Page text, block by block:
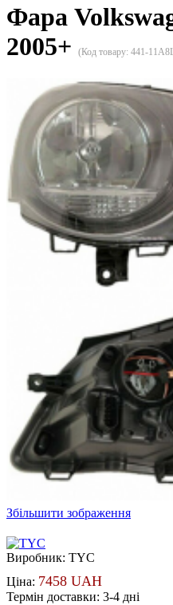
Фара
2005+
(Код товару: 441-
Збільшити зображення
Виробник: TYC
Ціна: 7458 UAH
Термін доставки: 3-4 дні